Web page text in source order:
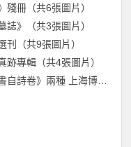
冊（共6張圖片）
誌》（共3張圖片）
刊（共9張圖片）
專輯（共4張圖片）
祝允明書法長卷真跡欣賞《草書自詩卷》兩種 上海博物館藏（共10張圖片）